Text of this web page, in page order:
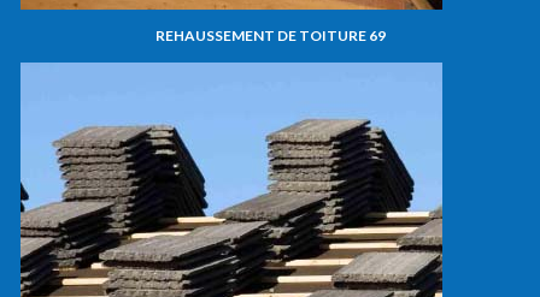
REHAUSSEMENT DE TOITURE 69